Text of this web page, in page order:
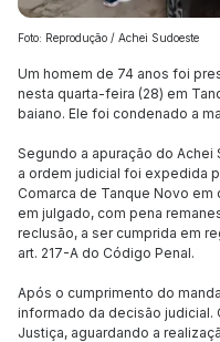
Foto: Reprodução / Achei Sudoeste
Um homem de 74 anos foi
nesta quarta-feira (28) em
baiano. Ele foi condenado a
Segundo a apuração do
a ordem judicial foi expedida
Comarca de Tanque Novo
em julgado, com pena
reclusão, a ser cumprida em
art. 217-A do Código Penal.
Após o cumprimento do
informado da decisão judicial.
Justiça, aguardando a